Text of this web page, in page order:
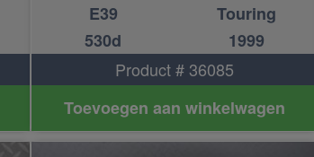
E39
Touring
530d
1999
Product # 36085
Toevoegen aan winkelwagen